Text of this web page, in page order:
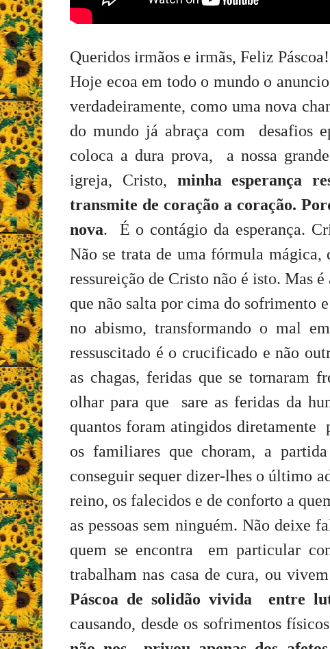
Queridos irmãos e irmãs, Feliz Páscoa!
Hoje ecoa em todo o mundo o
verdadeiramente, como uma nova
do mundo já abraça com desafios
coloca a dura prova, a nossa
igreja, Cristo, minha esperança
transmite de coração a coração.
nova. É o contágio da esperança.
Não se trata de uma fórmula mágica,
ressureição de Cristo não é isto. Mas
que não salta por cima do sofrimento
no abismo, transformando o mal
ressuscitado é o crucificado e não
as chagas, feridas que se tornaram
olhar para que sare as feridas da
quantos foram atingidos diretamente
os familiares que choram, a
conseguir sequer dizer-lhes o último
reino, os falecidos e de conforto a
as pessoas sem ninguém. Não deixe
quem se encontra em particular
trabalham nas casa de cura, ou
Páscoa de solidão vivida entre
causando, desde os sofrimentos